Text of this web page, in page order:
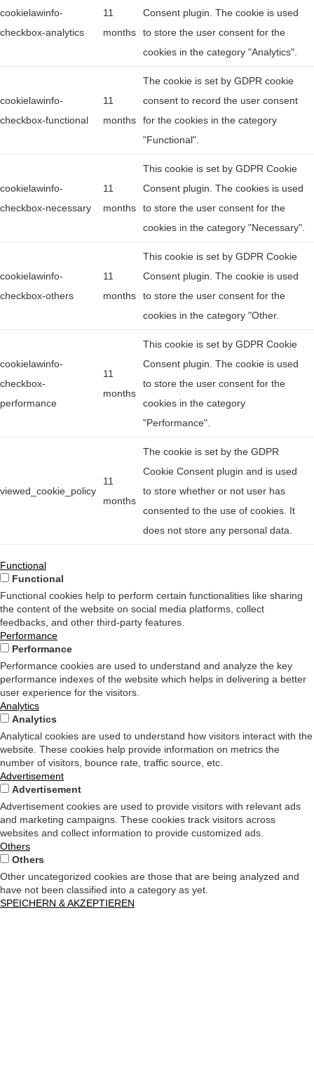
cookielawinfo-
checkbox-analytics
11
months
Consent plugin. The cookie is used
to store the user consent for the
cookies in the category "Analytics".
cookielawinfo-
checkbox-functional
11
months
The cookie is set by GDPR cookie
consent to record the user consent
for the cookies in the category
"Functional".
cookielawinfo-
checkbox-necessary
11
months
This cookie is set by GDPR Cookie
Consent plugin. The cookies is used
to store the user consent for the
cookies in the category "Necessary".
cookielawinfo-
checkbox-others
11
months
This cookie is set by GDPR Cookie
Consent plugin. The cookie is used
to store the user consent for the
cookies in the category "Other.
cookielawinfo-
checkbox-
performance
11
months
This cookie is set by GDPR Cookie
Consent plugin. The cookie is used
to store the user consent for the
cookies in the category
"Performance".
viewed_cookie_policy
11
months
The cookie is set by the GDPR
Cookie Consent plugin and is used
to store whether or not user has
consented to the use of cookies. It
does not store any personal data.
Functional
Functional
Functional cookies help to perform certain functionalities like sharing
the content of the website on social media platforms, collect
feedbacks, and other third-party features.
Performance
Performance
Performance cookies are used to understand and analyze the key
performance indexes of the website which helps in delivering a better
user experience for the visitors.
Analytics
Analytics
Analytical cookies are used to understand how visitors interact with the
website. These cookies help provide information on metrics the
number of visitors, bounce rate, traffic source, etc.
Advertisement
Advertisement
Advertisement cookies are used to provide visitors with relevant ads
and marketing campaigns. These cookies track visitors across
websites and collect information to provide customized ads.
Others
Others
Other uncategorized cookies are those that are being analyzed and
have not been classified into a category as yet.
SPEICHERN & AKZEPTIEREN